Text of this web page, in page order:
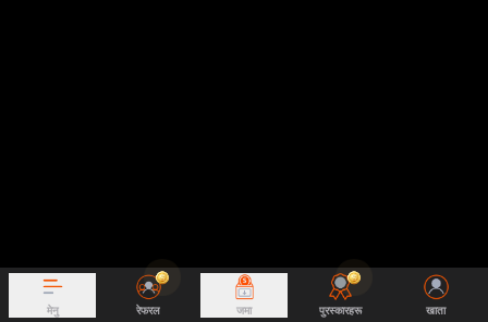
मेनु रेफरल जमा पुरस्कारहरू खाता